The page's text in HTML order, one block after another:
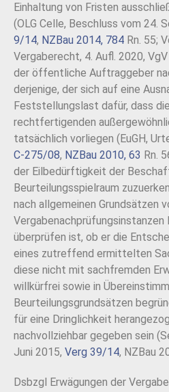
Einhaltung von Fristen
(OLG Celle, Beschluss vom 24.
9/14, NZBau 2014, 784 Rn. 55;
Vergaberecht, 4. Aufl. 2020,
der öffentliche Auftraggeber
derjenige, der sich auf eine
Feststellungslast dafür, dass
rechtfertigenden
tatsächlich vorliegen (EuGH,
C-275/08, NZBau 2010, 63 Rn.
der Eilbedürftigkeit der
Beurteilungsspielraum
nach allgemeinen Grundsätzen
Vergabenachprüfungsinstanzen
überprüfen ist, ob er die
eines zutreffend ermittelten
diese nicht mit sachfremden
willkürfrei sowie in
Beurteilungsgrundsätzen
für eine Dringlichkeit
nachvollziehbar gegeben sein
Juni 2015, Verg 39/14, NZBau
Dsbzgl Erwägungen der